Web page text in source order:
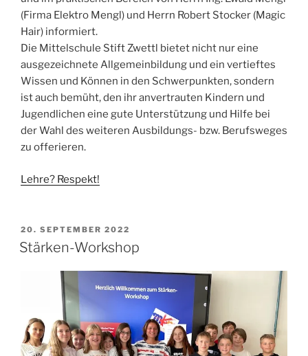
(Firma Elektro Mengl) und Herrn Robert Stocker (Magic
Hair) informiert.
Die Mittelschule Stift Zwettl bietet nicht nur eine
ausgezeichnete Allgemeinbildung und ein vertieftes
Wissen und Können in den Schwerpunkten, sondern
ist auch bemüht, den ihr anvertrauten Kindern und
Jugendlichen eine gute Unterstützung und Hilfe bei
der Wahl des weiteren Ausbildungs- bzw. Berufsweges
zu offerieren.
Lehre? Respekt!
VERÖFFENTLICHT
AM
20. SEPTEMBER 2022
Stärken-Workshop